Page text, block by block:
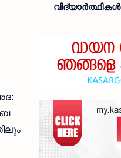
വിദ്യാര്‍ത്ഥികള്‍